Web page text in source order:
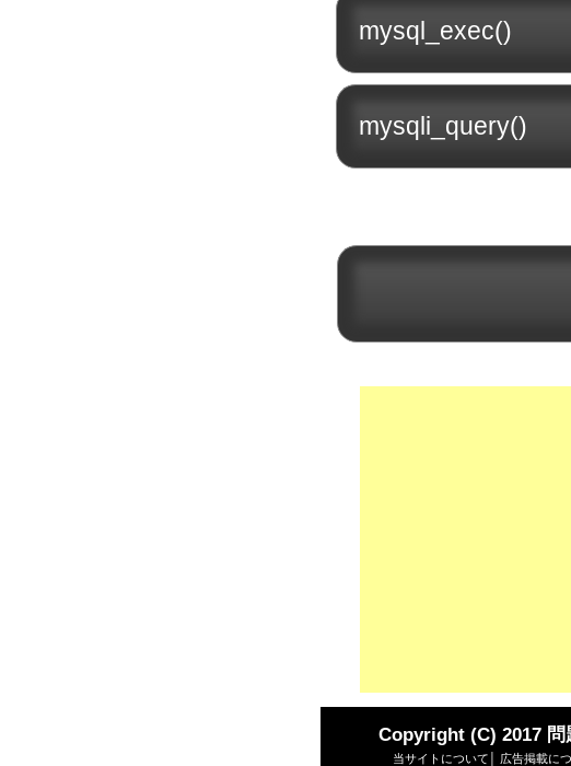
mysql_exec()
mysqli_query()
Copyright (C) 2017
当サイトについて 広告掲載に